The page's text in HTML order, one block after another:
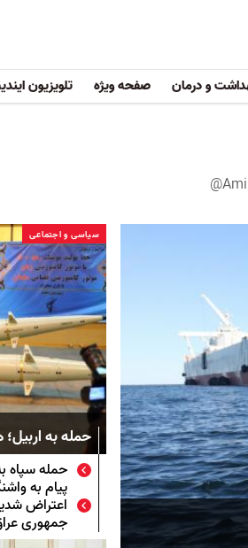
و درمان صفحه ویژه تلویزیون
سیاسی و اجتماعی
حمله به
حمله سپاه
پیام‌ به
اعتراض
جمهوری